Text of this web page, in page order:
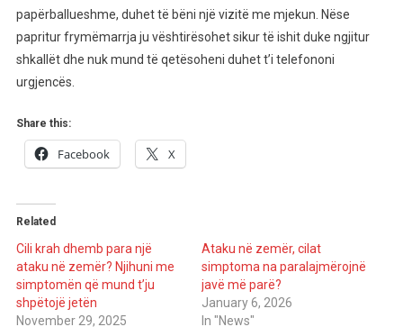
papërballueshme, duhet të bëni një vizitë me mjekun. Nëse
papritur frymëmarrja ju vështirësohet sikur të ishit duke ngjitur
shkallët dhe nuk mund të qetësoheni duhet t’i telefononi
urgjencës.
Share this:
Facebook X
Related
Cili krah dhemb para një
ataku në zemër? Njihuni me
simptomën që mund t’ju
shpëtojë jetën
November 29, 2025
Ataku në zemër, cilat
simptoma na paralajmërojnë
javë më parë?
January 6, 2026
In "News"